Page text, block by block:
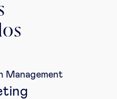
Management